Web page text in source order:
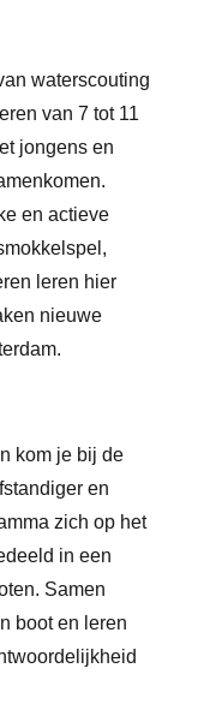
waterscouting
van 7 tot 11
jongens en
en actieve
leren hier
nieuwe
kom je bij de
en
zich op het
in een
Samen
boot en leren